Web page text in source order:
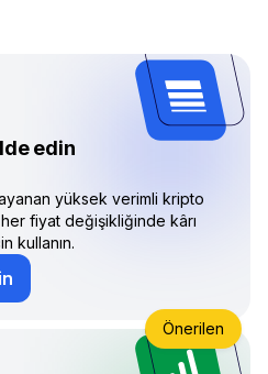
edin
yüksek verimli kripto
fiyat değişikliğinde kârı
kullanın.
Önerilen